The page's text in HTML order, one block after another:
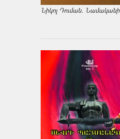
Նիկոլ Դուման. Նամականի